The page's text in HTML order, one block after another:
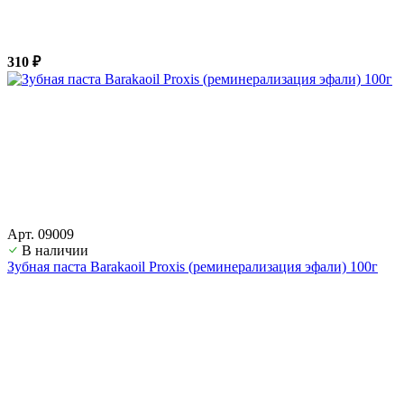
310 ₽
Арт. 09009
В наличии
Зубная паста Barakaoil Proxis (реминерализация эфали) 100г